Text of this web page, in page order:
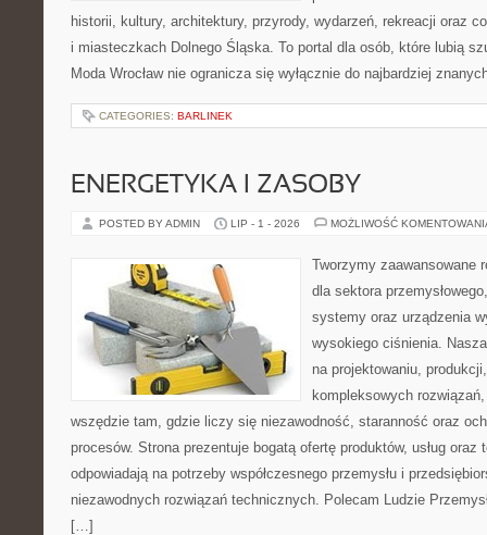
historii, kultury, architektury, przyrody, wydarzeń, rekreacji oraz
i miasteczkach Dolnego Śląska. To portal dla osób, które lubią
Moda Wrocław nie ogranicza się wyłącznie do najbardziej
CATEGORIES: BARLINEK
ENERGETYKA I ZASOBY
POSTED BY ADMIN LIP - 1 - 2026 MOŻLIWOŚĆ
Tworzymy zaawansowane
dla sektora
systemy oraz urządzenia
wysokiego ciśnienia.
na projektowaniu,
kompleksowych
wszędzie tam, gdzie liczy się niezawodność, staranność oraz
procesów. Strona prezentuje bogatą ofertę produktów, usług oraz
odpowiadają na potrzeby współczesnego przemysłu i
niezawodnych rozwiązań technicznych. Polecam Ludzie
[…]